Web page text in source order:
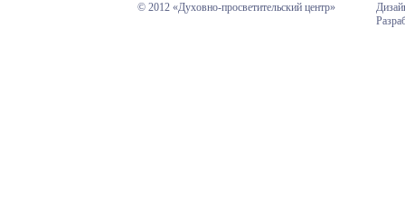
© 2012 «Духовно-просветительский центр»